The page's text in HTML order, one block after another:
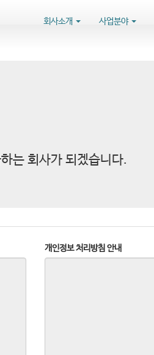
회사소개 사업분야
는 회사가 되겠습니다.
개인정보 처리방침 안내